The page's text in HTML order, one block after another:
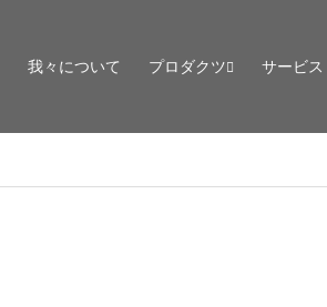
我々について プロダクツ サービス